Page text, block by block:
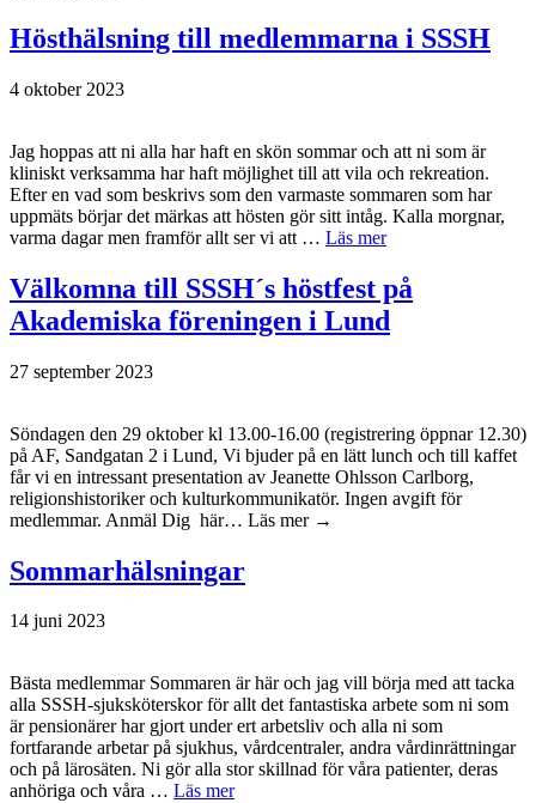
Hösthälsning till medlemmarna i SSSH
4 oktober 2023
Jag hoppas att ni alla har haft en skön sommar och att ni som är
kliniskt verksamma har haft möjlighet till att vila och rekreation.
Efter en vad som beskrivs som den varmaste sommaren som har
uppmäts börjar det märkas att hösten gör sitt intåg. Kalla morgnar,
varma dagar men framför allt ser vi att … Läs mer
Välkomna till SSSH´s höstfest på
Akademiska föreningen i Lund
27 september 2023
Söndagen den 29 oktober kl 13.00-16.00 (registrering öppnar 12.30)
på AF, Sandgatan 2 i Lund, Vi bjuder på en lätt lunch och till kaffet
får vi en intressant presentation av Jeanette Ohlsson Carlborg,
religionshistoriker och kulturkommunikatör. Ingen avgift för
medlemmar. Anmäl Dig här… Läs mer →
Sommarhälsningar
14 juni 2023
Bästa medlemmar Sommaren är här och jag vill börja med att tacka
alla SSSH-sjuksköterskor för allt det fantastiska arbete som ni som
är pensionärer har gjort under ert arbetsliv och alla ni som
fortfarande arbetar på sjukhus, vårdcentraler, andra vårdinrättningar
och på lärosäten. Ni gör alla stor skillnad för våra patienter, deras
anhöriga och våra … Läs mer